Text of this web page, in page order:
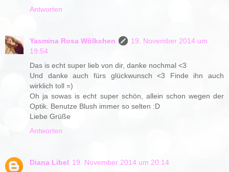
Antworten
Yasmina Rosa Wölkchen
19. November 2014 um
19:54
Das is echt super lieb von dir, danke nochmal <3
Und danke auch fürs glückwunsch <3 Finde ihn auch
wirklich toll =)
Oh ja sowas is echt super schön, allein schon wegen der
Optik. Benutze Blush immer so selten :D
Liebe Grüße
Antworten
Diana Libel 19. November 2014 um 20:14